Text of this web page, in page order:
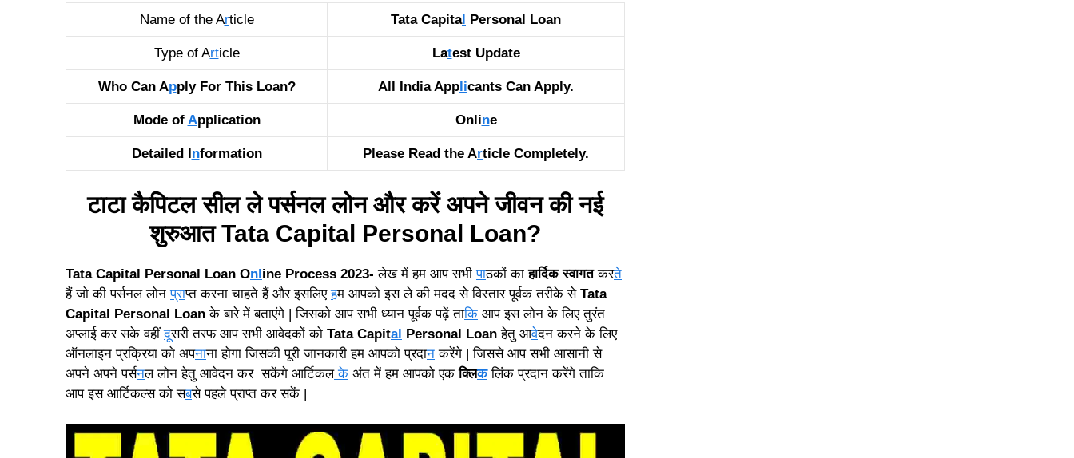
Name of the Article Tata Capital Personal Loan
Type of Article Latest Update
Who Can Apply For This Loan? All India Applicants Can Apply.
Mode of Application Online
Detailed Information Please Read the Article Completely.
टाटा कैपिटल सील ले पर्सनल लोन और करें अपने जीवन की नई
शुरुआत Tata Capital Personal Loan?
Tata Capital Personal Loan Onl ine Process 2023- लेख में हम आप सभीपाठकों काहार्दिक स्वागतकरते
हैं जो की पर्सनल लोनप्राप्त करना चाहते हैं और इसलिएहम आपको इस ले की मदद से विस्तार पूर्वक तरीके से Tata
Capital Personal Loan के बारे में बताएंगे | जिसको आप सभी ध्यान पूर्वक पढ़ें ताकि आप इस लोन के लिए तुरंत
अप्लाई कर सके वहींदूसरी तरफ आप सभी आवेदकों को Tata Capital Personal Loan हेतु आवेदन करने के लिए
ऑनलाइन प्रक्रिया को अपनाना होगा जिसकी पूरी जानकारी हम आपको प्रदान करेंगे | जिससे आप सभी आसानी से
अपने अपने पर्सनल लोन हेतु आवेदन कर सकेंगे आर्टिकलके अंत में हम आपको एकक्लिकलिंक प्रदान करेंगे ताकि
आप इस आर्टिकल्स को सबसे पहले प्राप्त कर सकें |